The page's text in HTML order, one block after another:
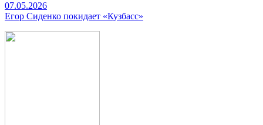
07.05.2026
Егор Сиденко покидает «Кузбасс»